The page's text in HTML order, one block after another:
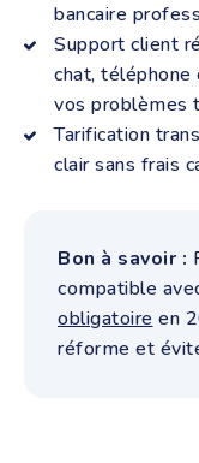
bancaire
Support client
chat, téléphone
vos problèmes
Tarification
clair sans frais
Bon à savoir :
compatible
obligatoire en
réforme et